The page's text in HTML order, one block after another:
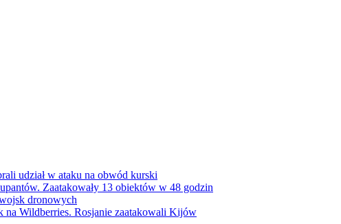
udział w ataku na obwód kurski
Zaatakowały 13 obiektów w 48 godzin
dronowych
na Wildberries. Rosjanie zaatakowali Kijów